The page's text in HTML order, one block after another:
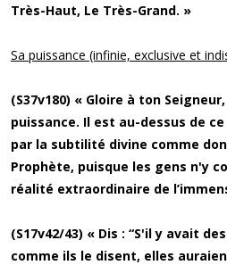
Très-Haut, Le Très-Grand. »
Sa puissance (infinie, exclusive et
(S37v180) « Gloire à ton
puissance. Il est au-dessus de
par la subtilité divine comme
Prophète, puisque les gens n'y
réalité extraordinaire de
(S17v42/43) « Dis : “S'il y avait
comme ils le disent, elles